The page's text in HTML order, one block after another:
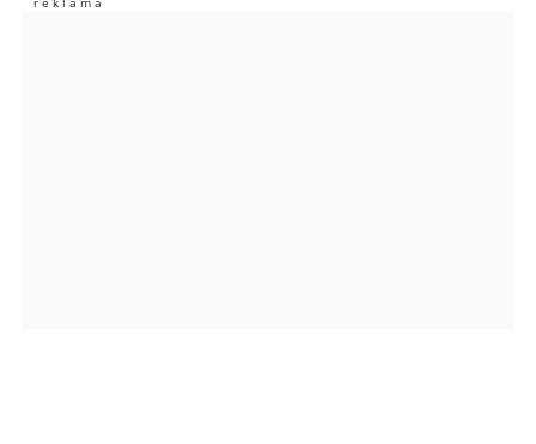
Imię (Wymagane)